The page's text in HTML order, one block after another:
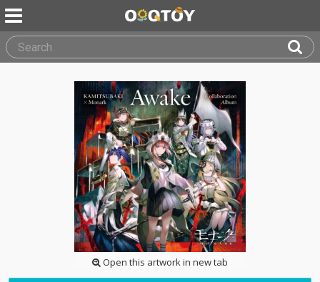
Open this artwork in new tab